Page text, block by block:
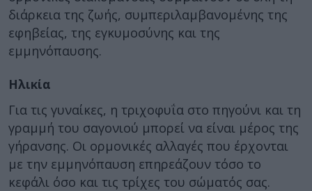
διάρκεια της ζωής, συμπεριλαμβανομένης της
εφηβείας, της εγκυμοσύνης και της
εμμηνόπαυσης.
Ηλικία
Για τις γυναίκες, η τριχοφυΐα στο πηγούνι και τη
γραμμή του σαγονιού μπορεί να είναι μέρος της
γήρανσης. Οι ορμονικές αλλαγές που έρχονται
με την εμμηνόπαυση επηρεάζουν τόσο το
κεφάλι όσο και τις τρίχες του σώματός σας.